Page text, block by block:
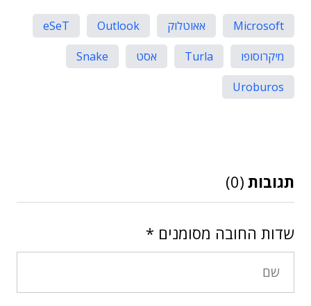
Microsoft אאוטלוק Outlook
eSeT
מיקרוסופו
Turla אסט
Snake
Uroburos
תגובות (0)
שדות החובה מסומנים *